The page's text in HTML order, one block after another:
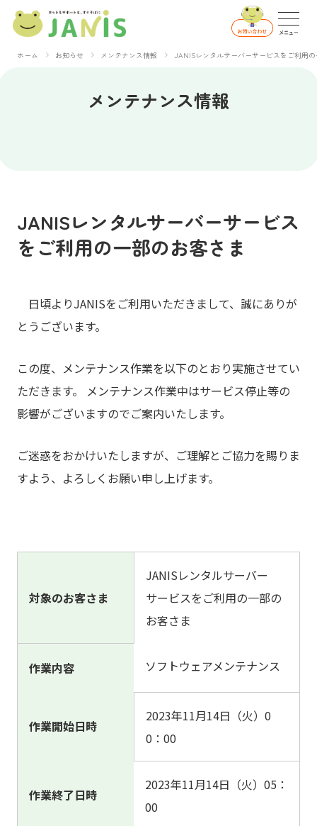
ホーム お知らせ メンテナンス情報 JANISレンタルサーバーサービスをご利用
メンテナンス情報
JANISレンタルサーバーサービス
をご利用の一部のお客さま
日頃よりJANISをご利用いただきまして、誠にありが
とうございます。
この度、メンテナンス作業を以下のとおり実施させてい
ただきます。 メンテナンス作業中はサービス停止等の
影響がございますのでご案内いたします。
ご迷惑をおかけいたしますが、ご理解とご協力を賜りま
すよう、よろしくお願い申し上げます。
対象のお客さま
JANISレンタルサーバー
サービスをご利用の一部の
お客さま
作業内容 ソフトウェアメンテナンス
作業開始日時
2023年11月14日（火）0
0：00
作業終了日時
2023年11月14日（火）05：
00